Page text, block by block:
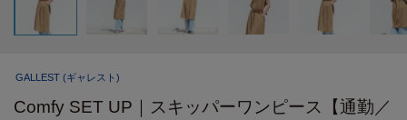
GALLEST (ギャレスト)
Comfy SET UP｜スキッパーワンピース【通勤／